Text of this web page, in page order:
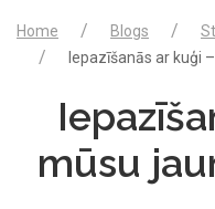
Home Blogs
Iepazīšanās ar kuģi
mūsu